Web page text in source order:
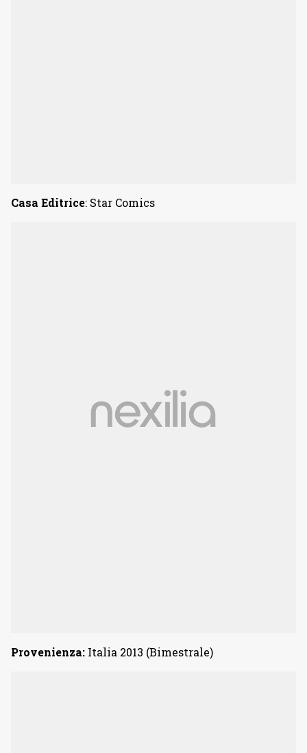
Casa Editrice: Star Comics
Provenienza: Italia 2013 (Bimestrale)